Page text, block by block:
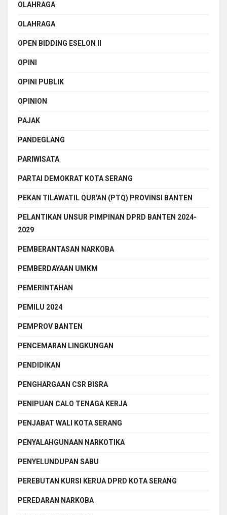
OLAHRAGA
OLAHRAGA
OPEN BIDDING ESELON II
OPINI
OPINI PUBLIK
OPINION
PAJAK
PANDEGLANG
PARIWISATA
PARTAI DEMOKRAT KOTA SERANG
PEKAN TILAWATIL QUR'AN (PTQ) PROVINSI BANTEN
PELANTIKAN UNSUR PIMPINAN DPRD BANTEN 2024-
2029
PEMBERANTASAN NARKOBA
PEMBERDAYAAN UMKM
PEMERINTAHAN
PEMILU 2024
PEMPROV BANTEN
PENCEMARAN LINGKUNGAN
PENDIDIKAN
PENGHARGAAN CSR BISRA
PENIPUAN CALO TENAGA KERJA
PENJABAT WALI KOTA SERANG
PENYALAHGUNAAN NARKOTIKA
PENYELUNDUPAN SABU
PEREBUTAN KURSI KERUA DPRD KOTA SERANG
PEREDARAN NARKOBA